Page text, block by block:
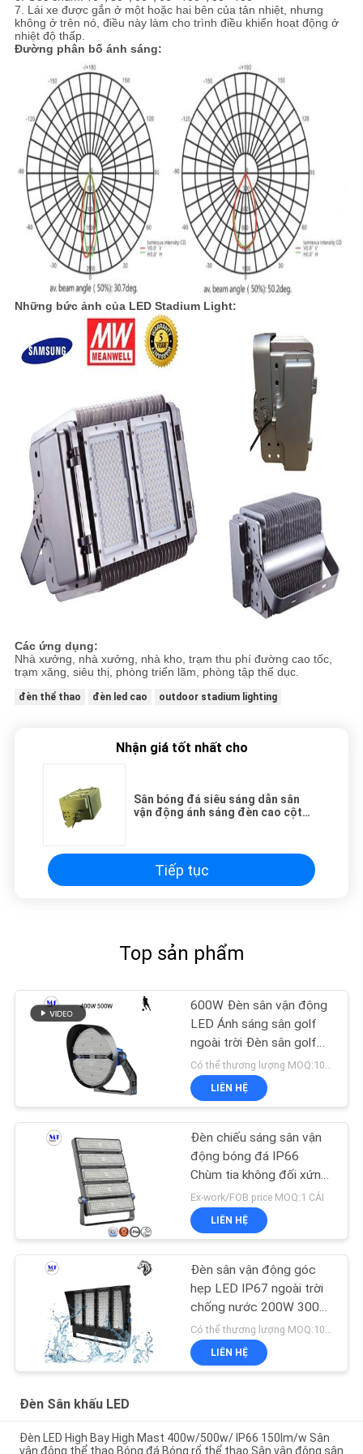
7. Lái xe được gắn ở một hoặc hai bên của tản nhiệt, nhưng
không ở trên nó, điều này làm cho trình điều khiển hoạt động ở
nhiệt độ thấp.
Đường phân bố ánh sáng:
Những bức ảnh của LED Stadium Light:
Các ứng dụng:
Nhà xưởng, nhà xưởng, nhà kho, trạm thu phí đường cao tốc,
trạm xăng, siêu thị, phòng triển lãm, phòng tập thể dục.
đèn thể thao đèn led cao outdoor stadium lighting
Nhận giá tốt nhất cho
Sân bóng đá siêu sáng dẫn sân
vận động ánh sáng đèn cao cột
Tiếp tục
Top sản phẩm
600W Đèn sân vận động
LED Ánh sáng sân golf
ngoài trời Đèn sân golf
IP66 800W 1000W
Không thấm nước
Có thể thương lượng MOQ:10pcs
LIÊN HỆ
Đèn chiếu sáng sân vận
động bóng đá IP66
Chùm tia không đối xứng
Góc chống gió Công suất
cao
Ex-work/FOB price MOQ:1 CÁI
LIÊN HỆ
Đèn sân vận động góc
hẹp LED IP67 ngoài trời
chống nước 200W 300W
400W 500W
LIÊN HỆ
Đèn Sân khấu LED
Đèn LED High Bay High Mast 400w/500w/ IP66 150lm/w Sân
vận động thể thao Bóng đá Bóng rổ thể thao Sân vận động sân